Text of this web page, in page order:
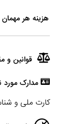
هزینه هر
قوانین و
مدارک مورد
كارت ملى و